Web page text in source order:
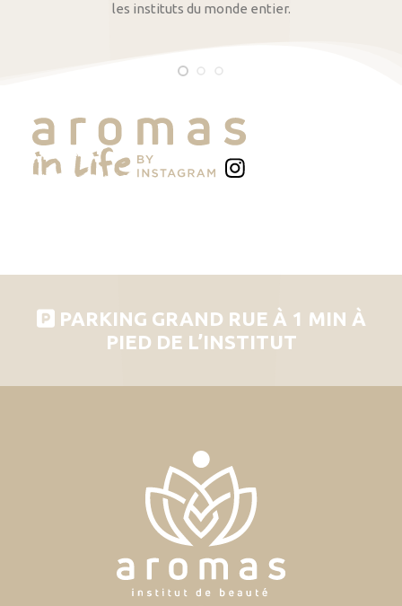
les instituts du monde entier.
PARKING GRAND RUE À 1 MIN À
PIED DE L’INSTITUT